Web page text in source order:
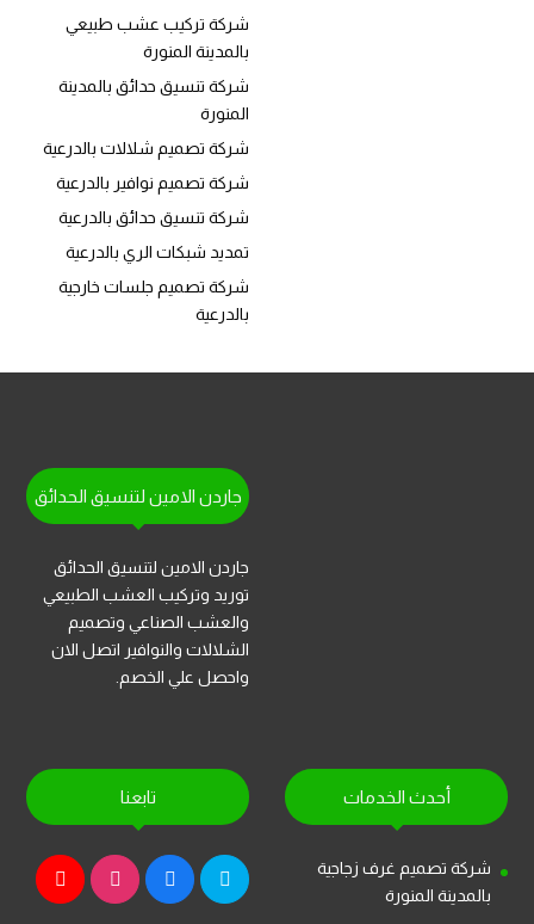
شركة تركيب عشب طبيعي
بالمدينة المنورة
شركة تنسيق حدائق بالمدينة
المنورة
شركة تصميم شلالات بالدرعية
شركة تصميم نوافير بالدرعية
شركة تنسيق حدائق بالدرعية
تمديد شبكات الري بالدرعية
شركة تصميم جلسات خارجية
بالدرعية
جاردن الامين لتنسيق الحدائق
جاردن الامين لتنسيق الحدائق
توريد وتركيب العشب الطبيعي
والعشب الصناعي وتصميم
الشلالات والنوافير اتصل الان
واحصل علي الخصم.
أحدث الخدمات
شركة تصميم غرف زجاجية
بالمدينة المنورة
تابعنا